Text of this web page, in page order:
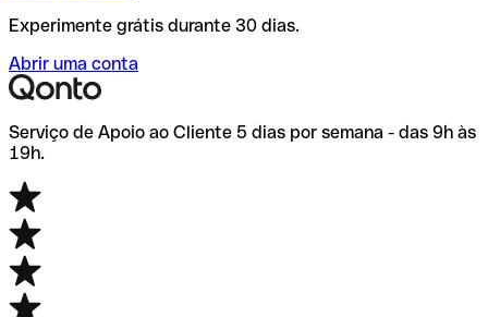
Experimente grátis durante 30 dias.
Abrir uma conta
Serviço de Apoio ao Cliente 5 dias por semana - das 9h às
19h.